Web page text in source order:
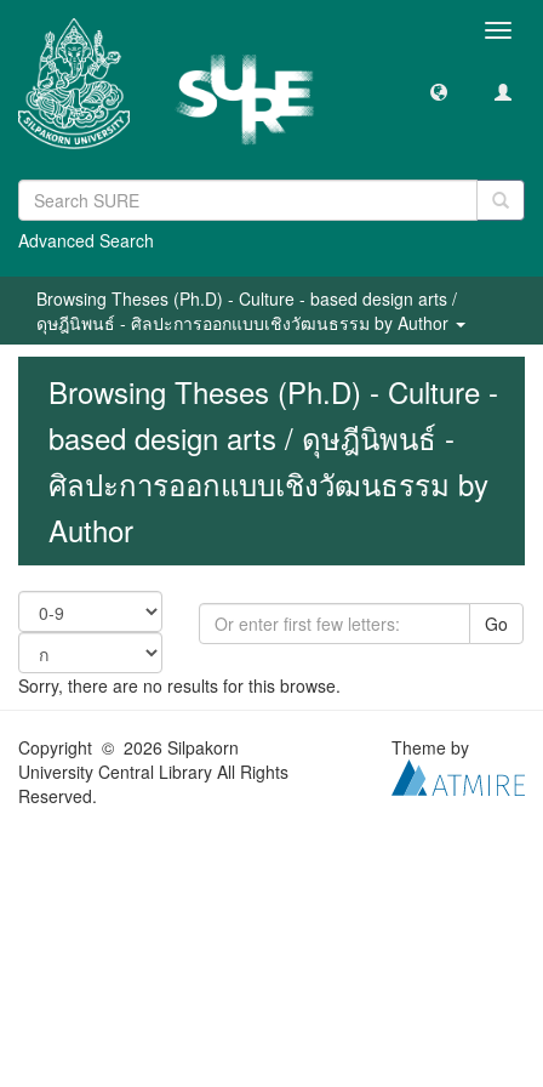
Advanced Search
Browsing Theses (Ph.D) - Culture - based design arts /
ดุษฎีนิพนธ์ - ศิลปะการออกแบบเชิงวัฒนธรรม by Author
Browsing Theses (Ph.D) - Culture -
based design arts / ดุษฎีนิพนธ์ -
ศิลปะการออกแบบเชิงวัฒนธรรม by
Author
Go
Sorry, there are no results for this browse.
Copyright © 2026 Silpakorn
University Central Library All Rights
Reserved.
Theme by